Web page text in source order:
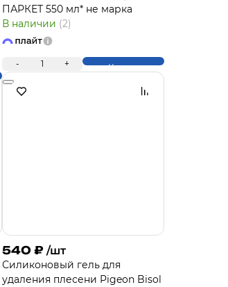
ПАРКЕТ 550 мл* не марка
В наличии (2)
- 1 + Купить
540 ₽ /шт
Силиконовый гель для
удаления плесени Pigeon Bisol